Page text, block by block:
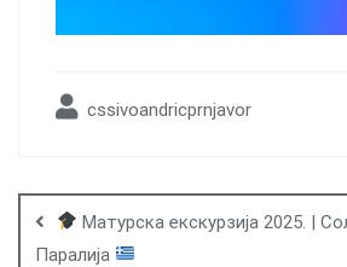
cssivoandricprnjavor
navigation
Матурска екскурзија 2025. |
Паралија